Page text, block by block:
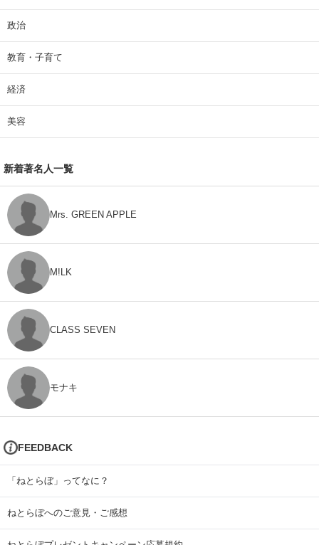
政治
教育・子育て
経済
美容
新着著名人一覧
Mrs. GREEN APPLE
M!LK
CLASS SEVEN
モナキ
FEEDBACK
「ねとらぼ」ってなに？
ねとらぼへのご意見・ご感想